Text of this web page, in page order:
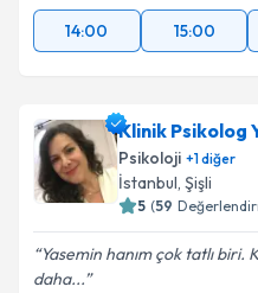
14:00
15:00
Klinik Psikolog
Psikoloji +1diğer
İstanbul, Şişli
5 (59
Yasemin hanım çok tatlı biri.
daha...